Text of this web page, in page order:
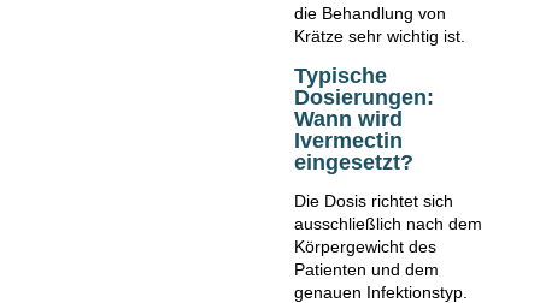
die Behandlung von
Krätze sehr wichtig ist.
Typische
Dosierungen:
Wann wird
Ivermectin
eingesetzt?
Die Dosis richtet sich
ausschließlich nach dem
Körpergewicht des
Patienten und dem
genauen Infektionstyp.